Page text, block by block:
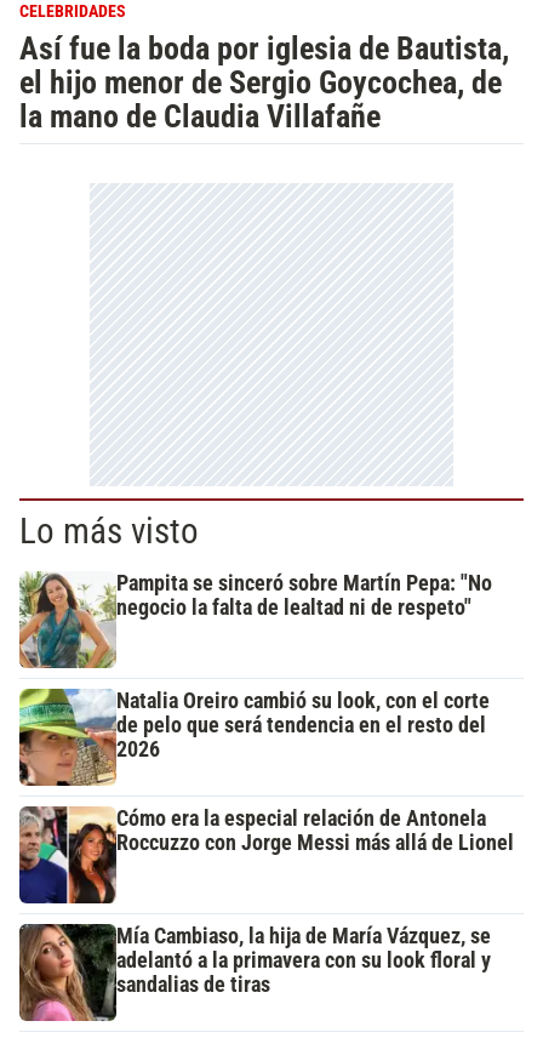
CELEBRIDADES
Así fue la boda por iglesia de Bautista,
el hijo menor de Sergio Goycochea, de
la mano de Claudia Villafañe
Lo más visto
Pampita se sinceró sobre Martín Pepa: "No
negocio la falta de lealtad ni de respeto"
Natalia Oreiro cambió su look, con el corte
de pelo que será tendencia en el resto del
2026
Cómo era la especial relación de Antonela
Roccuzzo con Jorge Messi más allá de Lionel
Mía Cambiaso, la hija de María Vázquez, se
adelantó a la primavera con su look floral y
sandalias de tiras